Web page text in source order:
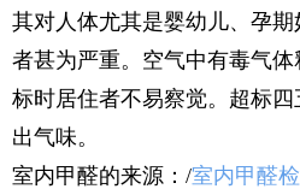
其对人体尤其是婴幼儿、孕
者甚为严重。空气中有毒气
标时居住者不易察觉。超标
出气味。
室内甲醛的来源：/室内甲醛